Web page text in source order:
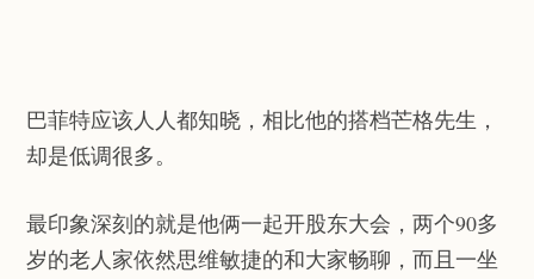
巴菲特应该人人都知晓，相比他的搭档芒格先生，
却是低调很多。
最印象深刻的就是他俩一起开股东大会，两个90多
岁的老人家依然思维敏捷的和大家畅聊，而且一坐